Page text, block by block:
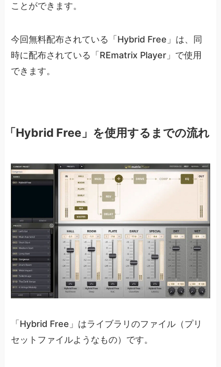
ことができます。
今回無料配布されている「Hybrid Free」は、同
時に配布されている「 REmatrix Player」で使用
できます。
「Hybrid Free」を使用するまでの流れ
「Hybrid Free」はライブラリのファイル（プリ
セットファイルようなもの）です。